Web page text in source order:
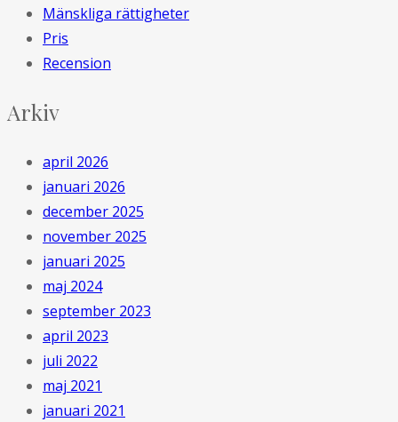
Mänskliga rättigheter
Pris
Recension
Arkiv
april 2026
januari 2026
december 2025
november 2025
januari 2025
maj 2024
september 2023
april 2023
juli 2022
maj 2021
januari 2021